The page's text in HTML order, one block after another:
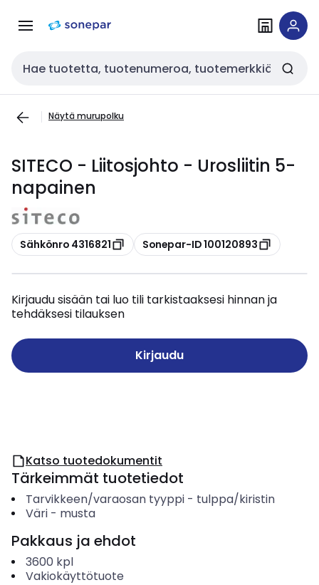
navigointiinsisältöön
Haku
Näytä murupolku
SITECO - Liitosjohto - Urosliitin 5-
napainen
Kopioi
Sähkönro 4316821 Kopioi
Sonepar-ID 100120893
Kirjaudu sisään tai luo tili tarkistaaksesi hinnan ja
tehdäksesi tilauksen
Kirjaudu
Katso tuotedokumentit
Tärkeimmät tuotetiedot
Tarvikkeen/varaosan tyyppi- tulppa/kiristin
Väri- musta
Pakkaus ja ehdot
3600 kpl
Vakiokäyttötuote